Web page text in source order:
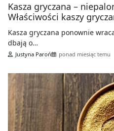
Kasza gryczana –
Właściwości kaszy
Kasza gryczana ponownie
dbają o…
Justyna Paroń ponad miesiąc temu